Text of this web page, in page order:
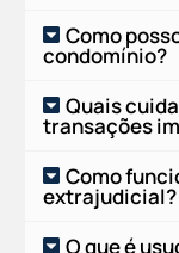
Como
condomínio?
Quais
transações
Como
extrajudicial?
O que é